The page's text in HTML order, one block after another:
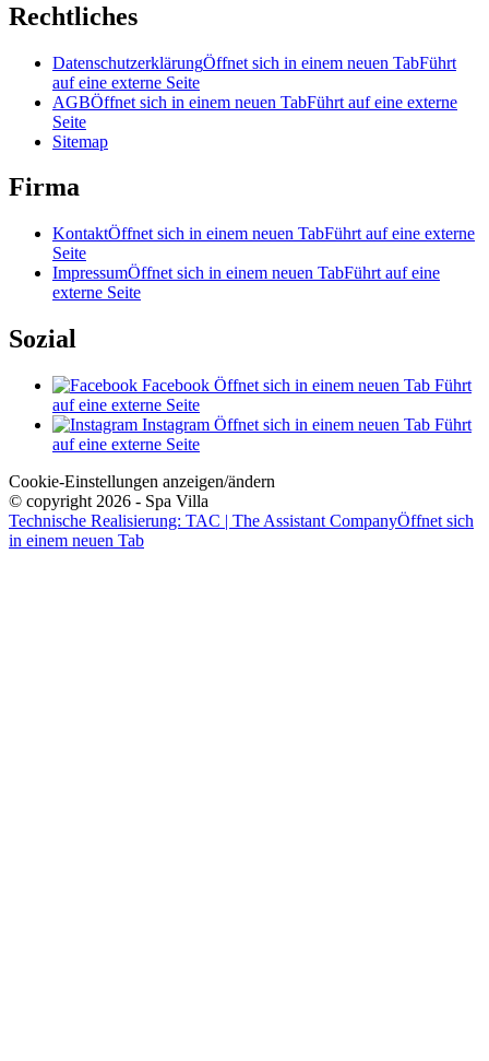
Rechtliches
DatenschutzerklärungÖffnet sich in einem neuen TabFührt
auf eine externe Seite
AGBÖffnet sich in einem neuen TabFührt auf eine externe
Seite
Sitemap
Firma
KontaktÖffnet sich in einem neuen TabFührt auf eine externe
Seite
ImpressumÖffnet sich in einem neuen TabFührt auf eine
externe Seite
Sozial
Facebook Öffnet sich in einem neuen Tab Führt
auf eine externe Seite
Instagram Öffnet sich in einem neuen Tab Führt
auf eine externe Seite
Cookie-Einstellungen anzeigen/ändern
© copyright 2026 - Spa Villa
Technische Realisierung: TAC | The Assistant CompanyÖffnet sich
in einem neuen Tab